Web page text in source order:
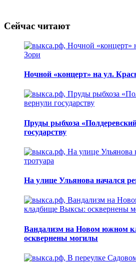
Сейчас читают
Ночной «концерт» на ул.
Пруды рыбхоза
государству
На улице Ульянова начался
Вандализм на Новом южном
осквернены могилы